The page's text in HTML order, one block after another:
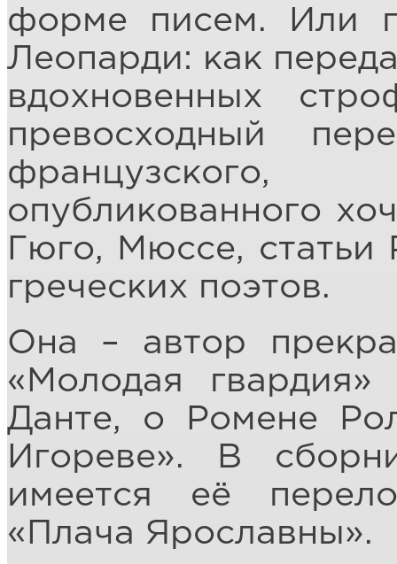
форме писем. Или
Леопарди: как
вдохновенных
превосходный
опубликованного
Гюго, Мюссе,
греческих поэтов.
Она – автор
«Молодая
Данте, о Ромене
Игореве». В
имеется её
«Плача Ярославны».